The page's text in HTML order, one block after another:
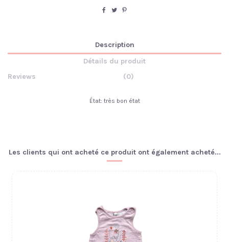
Description
Détails du produit
Reviews
(0)
État: très bon état
Les clients qui ont acheté ce produit ont également acheté...